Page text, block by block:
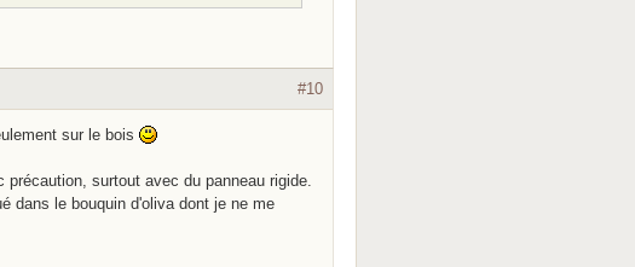
#10
sur le bois
surtout avec du panneau rigide.
dans le bouquin d'oliva dont je ne me